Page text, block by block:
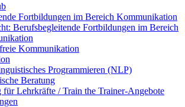
Fortbildungen im Bereich Kommunikation
Berufsbegleitende Fortbildungen im Bereich
Kommunikation
Programmieren (NLP)
Beratung
für Lehrkräfte / Train the Trainer-Angebote